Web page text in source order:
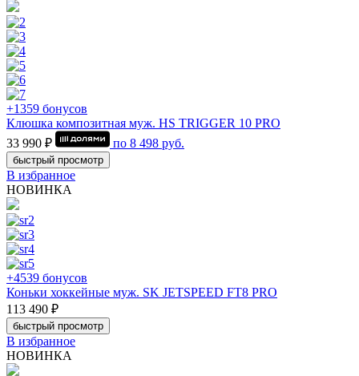
+1359 бонусов
Клюшка композитная муж. HS TRIGGER 10 PRO
33 990 ₽
по 8 498 руб.
быстрый просмотр
В избранное
НОВИНКА
+4539 бонусов
Коньки хоккейные муж. SK JETSPEED FT8 PRO
113 490 ₽
быстрый просмотр
В избранное
НОВИНКА